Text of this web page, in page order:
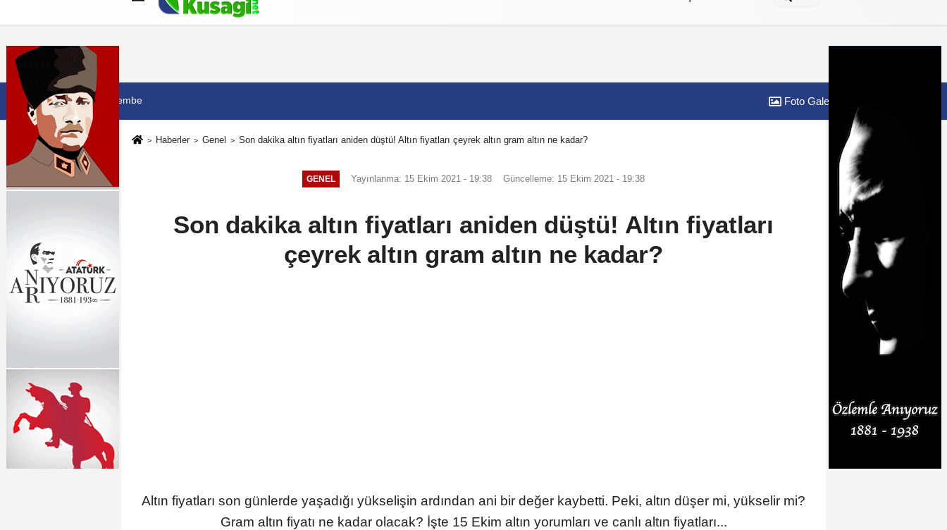
Künye İletişim Çerez Politikası
6 Ağustos 2026, Perşembe Foto Galeri
Haberler Genel Son dakika altın fiyatları aniden düştü! Altın fiyatları çeyrek altın gram altın ne kadar?
GENEL Yayınlanma: 15 Ekim 2021 - 19:38 Güncelleme: 15 Ekim 2021 - 19:38
Son dakika altın fiyatları aniden düştü! Altın fiyatları
çeyrek altın gram altın ne kadar?
Altın fiyatları son günlerde yaşadığı yükselişin ardından ani bir değer kaybetti. Peki, altın düşer mi, yükselir mi?
Gram altın fiyatı ne kadar olacak? İşte 15 Ekim altın yorumları ve canlı altın fiyatları...